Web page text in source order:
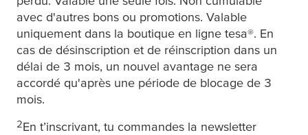
avec d'autres bons ou promotions. Valable
uniquement dans la boutique en ligne tesa®. En
cas de désinscription et de réinscription dans un
délai de 3 mois, un nouvel avantage ne sera
accordé qu'après une période de blocage de 3
mois.
2En t’inscrivant, tu commandes la newsletter